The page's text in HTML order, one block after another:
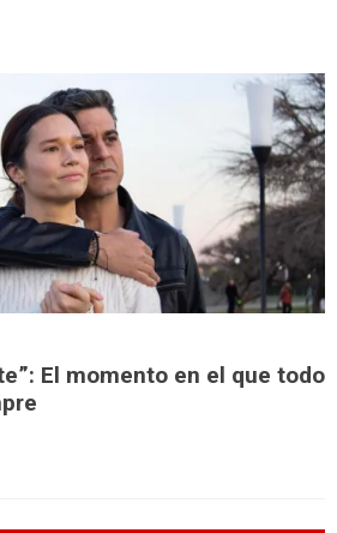
El momento en el que todo